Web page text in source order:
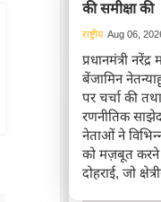
की समीक्षा की
राष्ट्रीय Aug 06,
प्रधानमंत्री
बेंजामिन
पर चर्चा की
रणनीतिक
नेताओं ने विभिन्न
को मज़बूत करने
दोहराई, जो